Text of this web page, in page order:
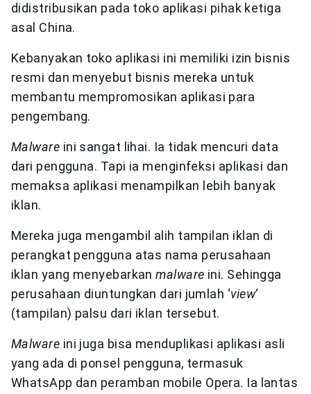
didistribusikan pada toko aplikasi pihak ketiga
asal China.
Kebanyakan toko aplikasi ini memiliki izin bisnis
resmi dan menyebut bisnis mereka untuk
membantu mempromosikan aplikasi para
pengembang.
Malware ini sangat lihai. Ia tidak mencuri data
dari pengguna. Tapi ia menginfeksi aplikasi dan
memaksa aplikasi menampilkan lebih banyak
iklan.
Mereka juga mengambil alih tampilan iklan di
perangkat pengguna atas nama perusahaan
iklan yang menyebarkan malware ini. Sehingga
perusahaan diuntungkan dari jumlah ‘view‘
(tampilan) palsu dari iklan tersebut.
Malware ini juga bisa menduplikasi aplikasi asli
yang ada di ponsel pengguna, termasuk
WhatsApp dan peramban mobile Opera. Ia lantas